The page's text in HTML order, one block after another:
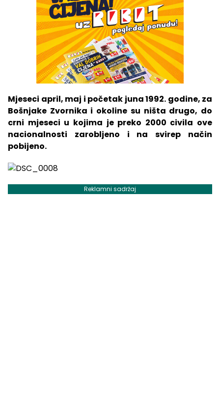
Mjeseci april, maj i početak juna 1992. godine, za
Bošnjake Zvornika i okoline su ništa drugo, do
crni mjeseci u kojima je preko 2000 civila ove
nacionalnosti zarobljeno i na svirep način
pobijeno.
Reklamni sadržaj